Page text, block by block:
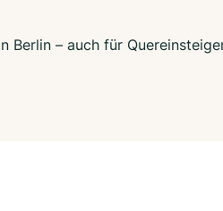
Berlin – auch für